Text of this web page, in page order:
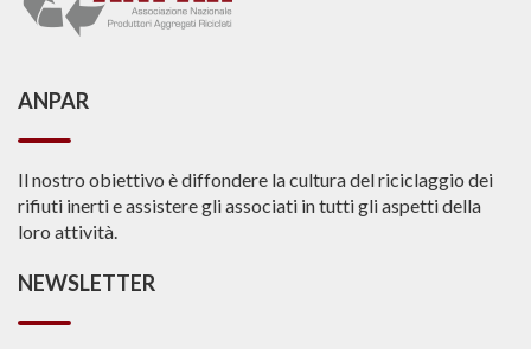
ANPAR
Il nostro obiettivo è diffondere la cultura del riciclaggio dei
rifiuti inerti e assistere gli associati in tutti gli aspetti della
loro attività.
NEWSLETTER